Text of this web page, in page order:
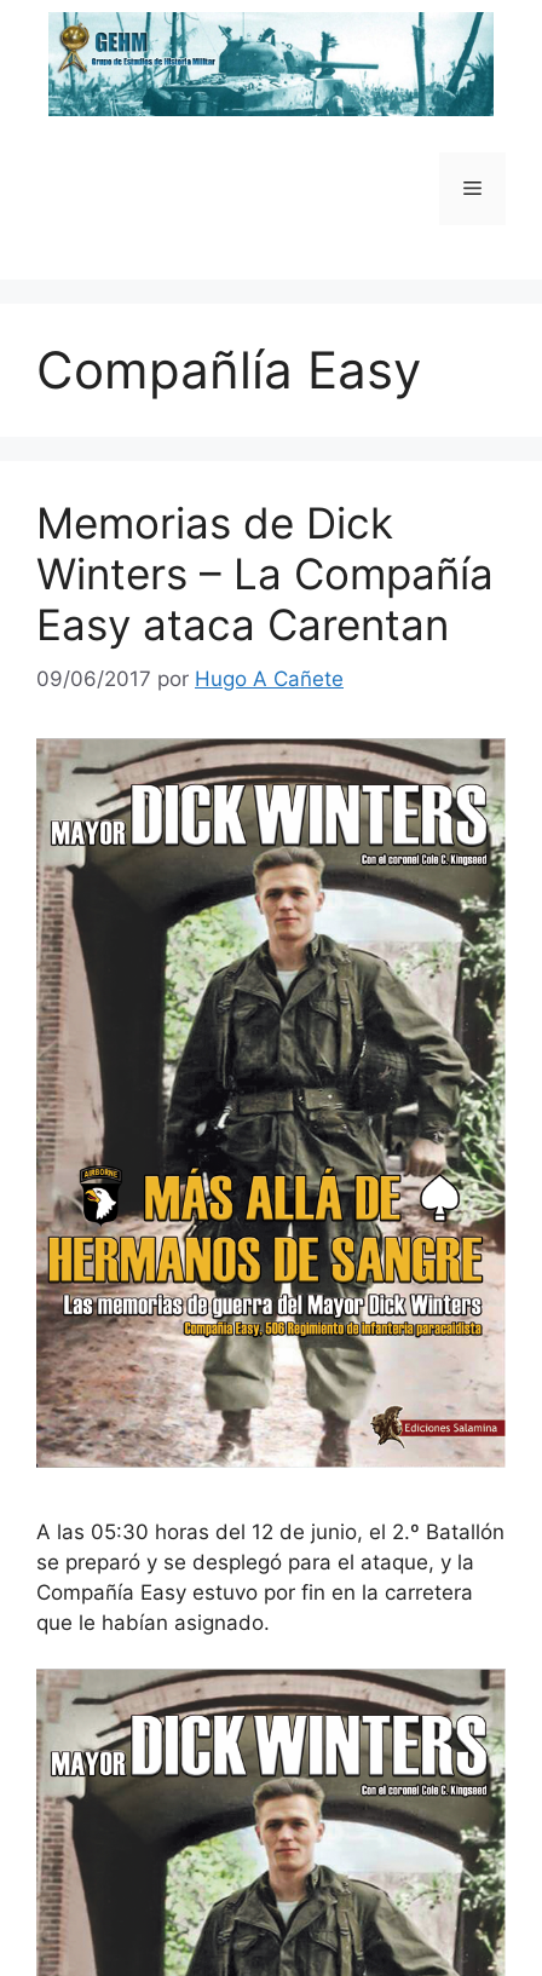
Saltar
contenido
Menú
Compañlía Easy
Memorias de Dick
Winters – La Compañía
Easy ataca Carentan
09/06/2017 por Hugo A Cañete
A las 05:30 horas del 12 de junio, el 2.º Batallón
se preparó y se desplegó para el ataque, y la
Compañía Easy estuvo por fin en la carretera
que le habían asignado.